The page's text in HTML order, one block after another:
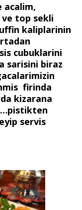
acalim,
top sekli
kaliplarinin
cubuklarini
sarisini biraz
firinda
kizarana
servis